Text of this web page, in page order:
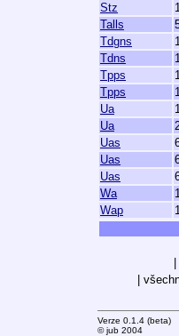
Stz
Talls
Tdgns
Tdns
Tpps
Tpps
Ua
Ua
Uas
Uas
Uas
Wa
Wap
|
Verze 0.1.4 (beta)
© jub 2004